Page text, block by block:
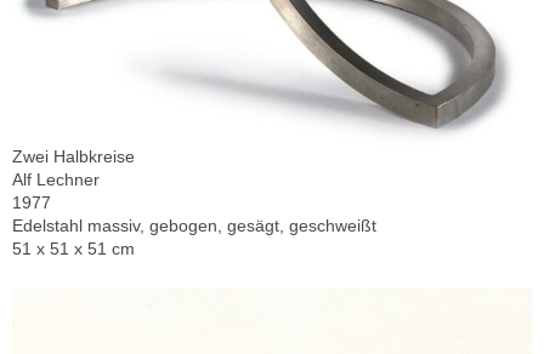
Zwei Halbkreise
Alf Lechner
1977
Edelstahl massiv, gebogen, gesägt, geschweißt
51 x 51 x 51 cm